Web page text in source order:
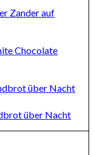
Zander auf
Chocolate
über Nacht
über Nacht